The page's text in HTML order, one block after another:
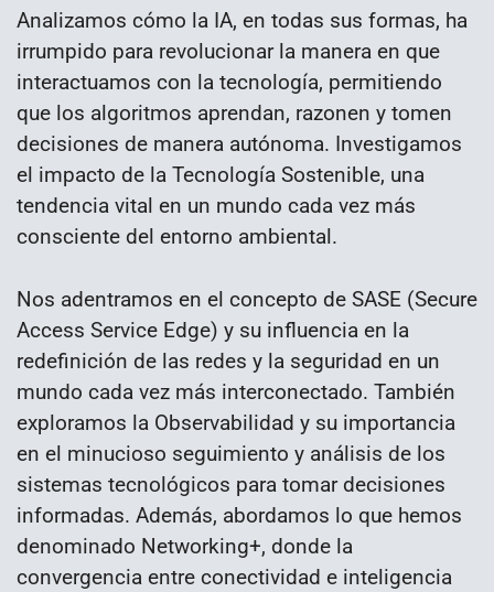
Analizamos cómo la IA, en todas sus formas, ha
irrumpido para revolucionar la manera en que
interactuamos con la tecnología, permitiendo
que los algoritmos aprendan, razonen y tomen
decisiones de manera autónoma. Investigamos
el impacto de la Tecnología Sostenible, una
tendencia vital en un mundo cada vez más
consciente del entorno ambiental.
Nos adentramos en el concepto de SASE (Secure
Access Service Edge) y su influencia en la
redefinición de las redes y la seguridad en un
mundo cada vez más interconectado. También
exploramos la Observabilidad y su importancia
en el minucioso seguimiento y análisis de los
sistemas tecnológicos para tomar decisiones
informadas. Además, abordamos lo que hemos
denominado Networking+, donde la
convergencia entre conectividad e inteligencia